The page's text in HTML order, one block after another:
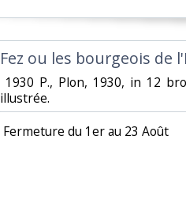
‎Fez ou les bourgeois de
1930 P., Plon, 1930, in 12
illustrée. ‎
‎ Fermeture du 1er au 23 Août‎